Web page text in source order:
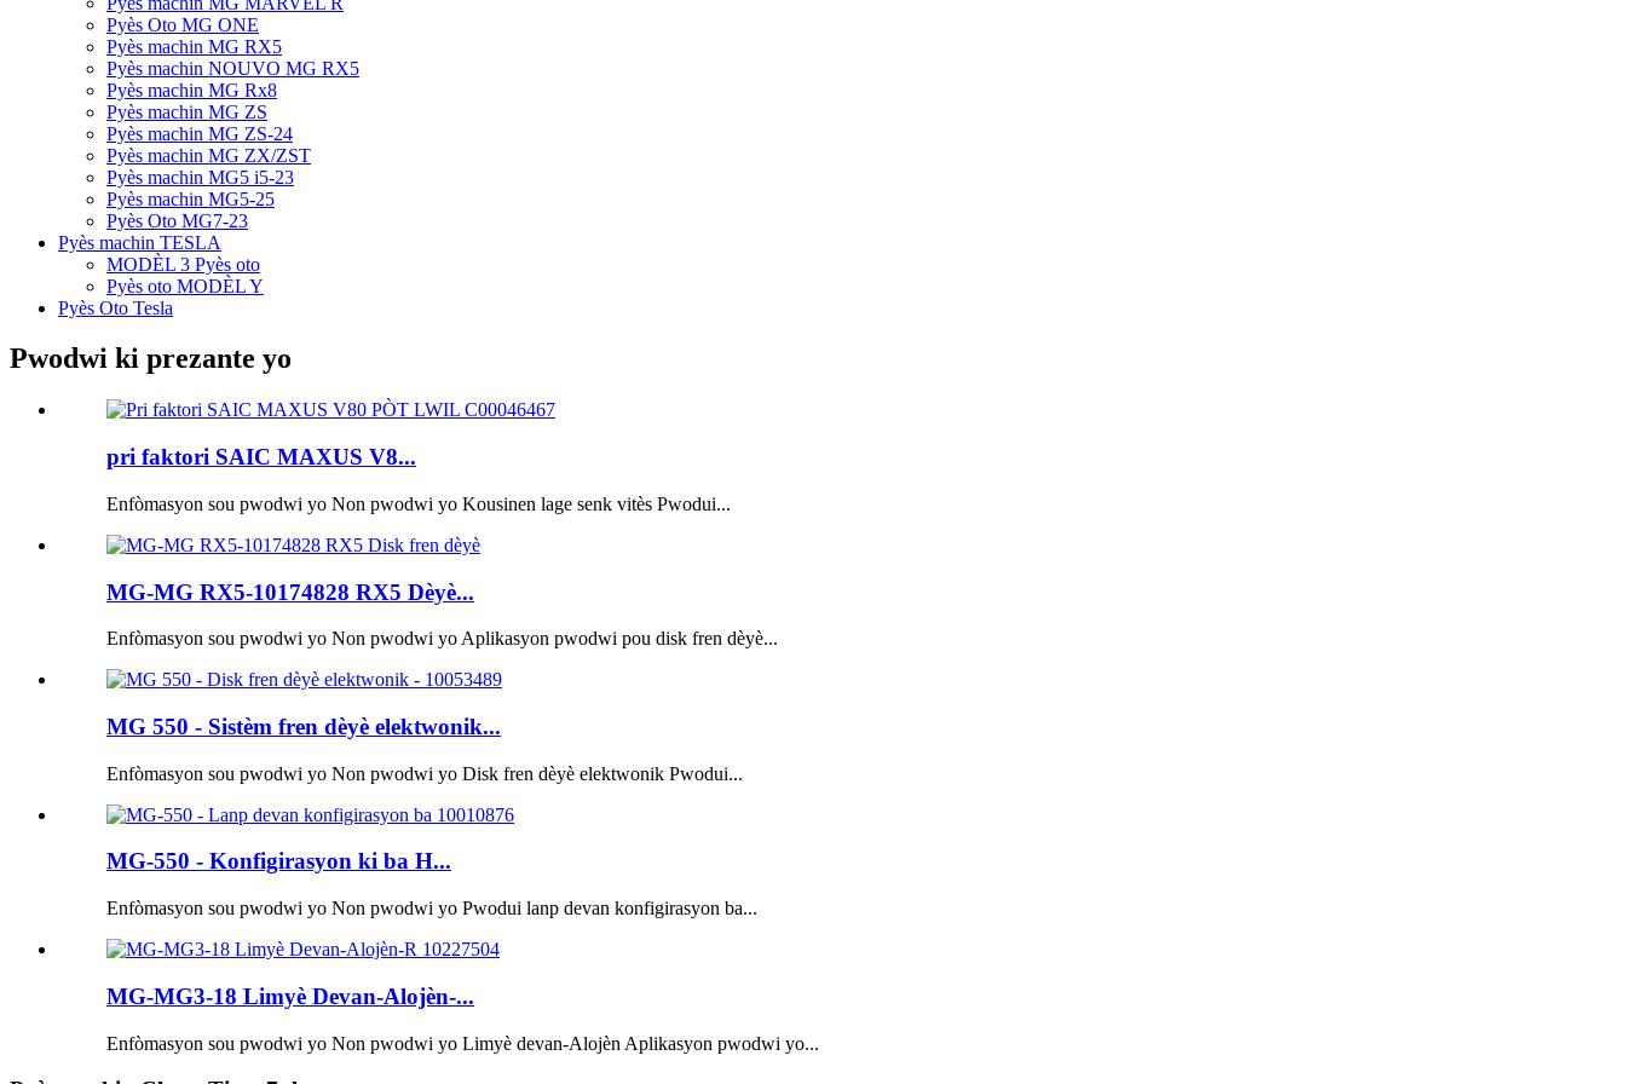
Pyès Oto MG ONE
Pyès machin MG RX5
Pyès machin NOUVO MG RX5
Pyès machin MG Rx8
Pyès machin MG ZS
Pyès machin MG ZS-24
Pyès machin MG ZX/ZST
Pyès machin MG5 i5-23
Pyès machin MG5-25
Pyès Oto MG7-23
Pyès machin TESLA
MODÈL 3 Pyès oto
Pyès oto MODÈL Y
Pyès Oto Tesla
Pwodwi ki prezante yo
pri faktori SAIC MAXUS V8...
Enfòmasyon sou pwodwi yo Non pwodwi yo Kousinen lage senk vitès Pwodui...
MG-MG RX5-10174828 RX5 Dèyè...
Enfòmasyon sou pwodwi yo Non pwodwi yo Aplikasyon pwodwi pou disk fren dèyè...
MG 550 - Sistèm fren dèyè elektwonik...
Enfòmasyon sou pwodwi yo Non pwodwi yo Disk fren dèyè elektwonik Pwodui...
MG-550 - Konfigirasyon ki ba H...
Enfòmasyon sou pwodwi yo Non pwodwi yo Pwodui lanp devan konfigirasyon ba...
MG-MG3-18 Limyè Devan-Alojèn-...
Enfòmasyon sou pwodwi yo Non pwodwi yo Limyè devan-Alojèn Aplikasyon pwodwi yo...